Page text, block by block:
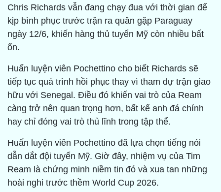
Chris Richards vẫn đang chạy đua với thời gian để
kịp bình phục trước trận ra quân gặp Paraguay
ngày 12/6, khiến hàng thủ tuyển Mỹ còn nhiều bất
ổn.
Huấn luyện viên Pochettino cho biết Richards sẽ
tiếp tục quá trình hồi phục thay vì tham dự trận giao
hữu với Senegal. Điều đó khiến vai trò của Ream
càng trở nên quan trọng hơn, bất kể anh đá chính
hay chỉ đóng vai trò thủ lĩnh trong tập thể.
Huấn luyện viên Pochettino đã lựa chọn tiếng nói
dẫn dắt đội tuyển Mỹ. Giờ đây, nhiệm vụ của Tim
Ream là chứng minh niềm tin đó và xua tan những
hoài nghi trước thềm World Cup 2026.